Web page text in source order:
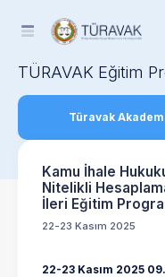
TÜRAVAK Eğitim
Türavak
Kamu İhale
Nitelikli
İleri Eğitim
22-23 Kasım 2025
22-23 Kasım 2025